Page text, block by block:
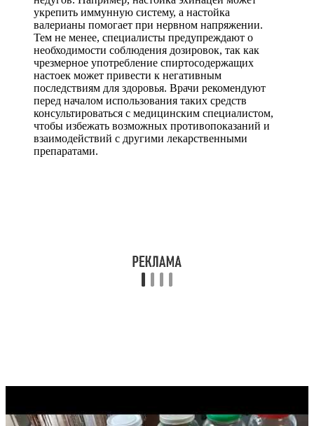
укрепить иммунную систему, а настойка
валерианы помогает при нервном напряжении.
Тем не менее, специалисты предупреждают о
необходимости соблюдения дозировок, так как
чрезмерное употребление спиртосодержащих
настоек может привести к негативным
последствиям для здоровья. Врачи рекомендуют
перед началом использования таких средств
консультироваться с медицинским специалистом,
чтобы избежать возможных противопоказаний и
взаимодействий с другими лекарственными
препаратами.